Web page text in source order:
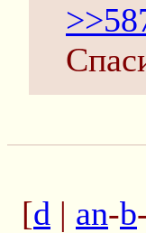
[d | an-b